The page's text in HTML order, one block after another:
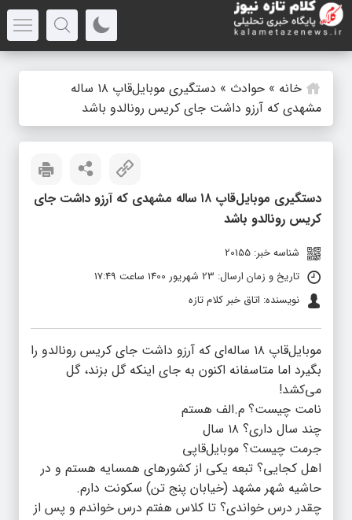
خانه » حوادث »
دستگیری موبایل‌قاپ ۱۸ ساله
مشهدی که آرزو داشت جای کریس رونالدو باشد
دستگیری موبایل‌قاپ ۱۸ ساله مشهدی که آرزو داشت جای
کریس رونالدو باشد
شناسه خبر: 20155
تاریخ و زمان ارسال: 23 شهریور 1400 ساعت 17:49
نویسنده: اتاق خبر کلام تازه
موبایل‌قاپ ۱۸ ساله‌ای که آرزو داشت جای کریس رونالدو را
بگیرد اما متاسفانه اکنون به جای اینکه گل بزند، گل
می‌کشد!
نامت چیست؟ م.الف هستم
چند سال داری؟ ۱۸ سال
جرمت چیست؟ موبایل‌قاپی
اهل کجایی؟ تبعه یکی از کشورهای همسایه هستم و در
حاشیه شهر مشهد (خیابان پنج تن) سکونت دارم.
چقدر درس خواندی؟ تا کلاس هفتم درس خواندم و پس از